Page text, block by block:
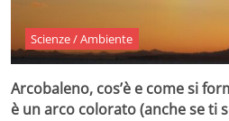
Scienze / Ambiente
Arcobaleno, cos’è e come si
è un arco colorato (anche se ti